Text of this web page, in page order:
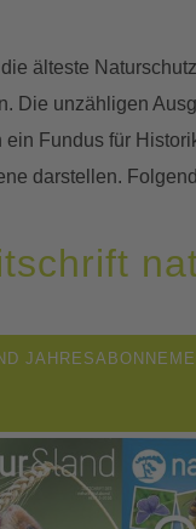
älteste
Die unzähligen
Fundus für
darstellen.